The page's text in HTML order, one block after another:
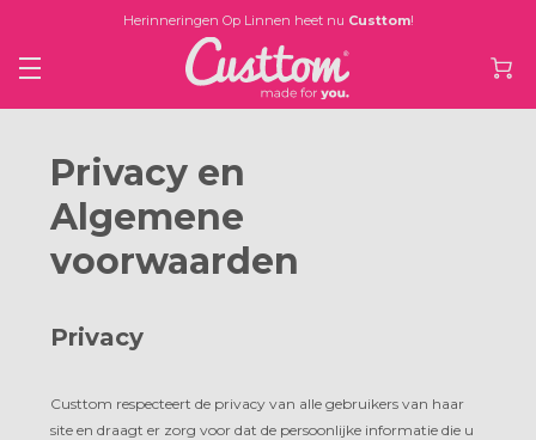
Herinneringen Op Linnen heet nu Custtom!
Privacy en
Algemene
voorwaarden
Privacy
Custtom respecteert de privacy van alle gebruikers van haar
site en draagt er zorg voor dat de persoonlijke informatie die u